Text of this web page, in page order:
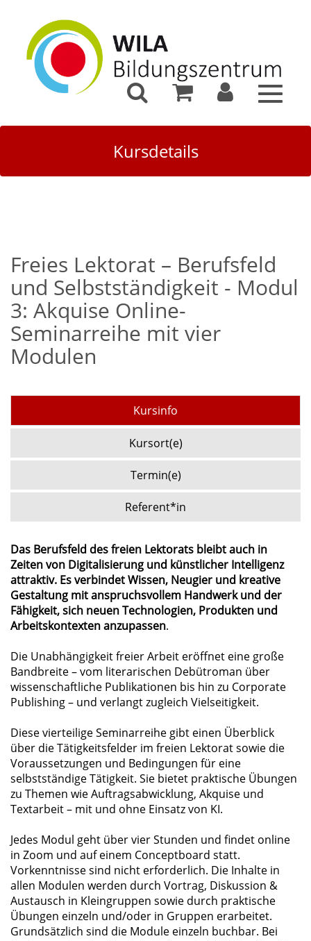
Toggle
Kursdetails
Freies Lektorat – Berufsfeld
und Selbstständigkeit - Modul
3: Akquise Online-
Seminarreihe mit vier
Modulen
Kursinfo
Kursort(e)
Termin(e)
Referent*in
Das Berufsfeld des freien Lektorats bleibt auch in
Zeiten von Digitalisierung und künstlicher Intelligenz
attraktiv. Es verbindet Wissen, Neugier und kreative
Gestaltung mit anspruchsvollem Handwerk und der
Fähigkeit, sich neuen Technologien, Produkten und
Arbeitskontexten anzupassen.
Die Unabhängigkeit freier Arbeit eröffnet eine große
Bandbreite – vom literarischen Debütroman über
wissenschaftliche Publikationen bis hin zu Corporate
Publishing – und verlangt zugleich Vielseitigkeit.
Diese vierteilige Seminarreihe gibt einen Überblick
über die Tätigkeitsfelder im freien Lektorat sowie die
Voraussetzungen und Bedingungen für eine
selbstständige Tätigkeit. Sie bietet praktische Übungen
zu Themen wie Auftragsabwicklung, Akquise und
Textarbeit – mit und ohne Einsatz von KI.
Jedes Modul geht über vier Stunden und findet online
in Zoom und auf einem Conceptboard statt.
Vorkenntnisse sind nicht erforderlich. Die Inhalte in
allen Modulen werden durch Vortrag, Diskussion &
Austausch in Kleingruppen sowie durch praktische
Übungen einzeln und/oder in Gruppen erarbeitet.
Grundsätzlich sind die Module einzeln buchbar. Bei